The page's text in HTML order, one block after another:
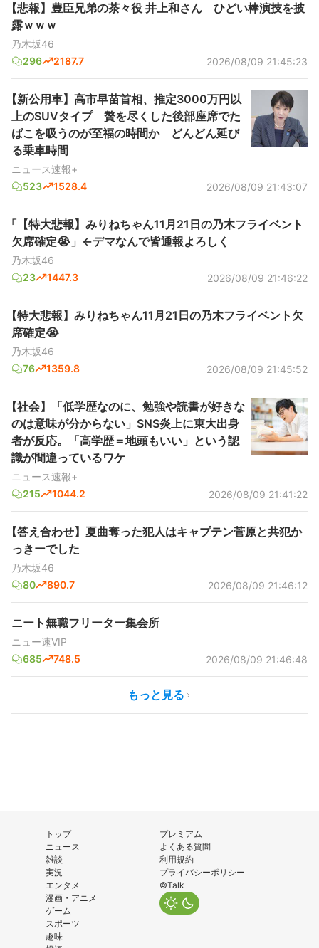
【悲報】豊臣兄弟の茶々役 井上和さん ひどい棒演技を披
露ｗｗｗ
乃木坂46
296
2187.7 2026/08/09 21:45:23
【新公用車】高市早苗首相、推定3000万円以
上のSUVタイプ 贅を尽くした後部座席でた
ばこを吸うのが至福の時間か どんどん延び
る乗車時間
ニュース速報+
523
1528.4 2026/08/09 21:43:07
「【特大悲報】みりねちゃん11月21日の乃木フライベント
欠席確定😭」←デマなんで皆通報よろしく
乃木坂46
23
1447.3 2026/08/09 21:46:22
【特大悲報】みりねちゃん11月21日の乃木フライベント欠
席確定😭
乃木坂46
76
1359.8 2026/08/09 21:45:52
【社会】「低学歴なのに、勉強や読書が好きな
のは意味が分からない」SNS炎上に東大出身
者が反応。「高学歴＝地頭もいい」という認
識が間違っているワケ
ニュース速報+
215
1044.2 2026/08/09 21:41:22
【答え合わせ】夏曲奪った犯人はキャプテン菅原と共犯か
っきーでした
乃木坂46
80
890.7 2026/08/09 21:46:12
ニート無職フリーター集会所
ニュー速VIP
685
748.5 2026/08/09 21:46:48
もっと見る
トップ
ニュース
雑談
実況
エンタメ
漫画・アニメ
ゲーム
スポーツ
趣味
プレミアム
よくある質問
利用規約
プライバシーポリシー
©Talk